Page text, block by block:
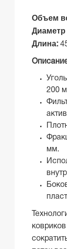
Объем
Длина:
200
мм.